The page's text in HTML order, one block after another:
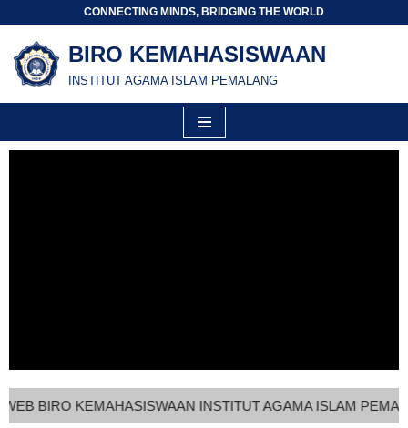
Skip
to
CONNECTING MINDS, BRIDGING THE WORLD
BIRO KEMAHASISWAAN
INSTITUT AGAMA ISLAM PEMALANG
BIRO KEMAHASISWAAN INSTITUT AGAMA ISLAM